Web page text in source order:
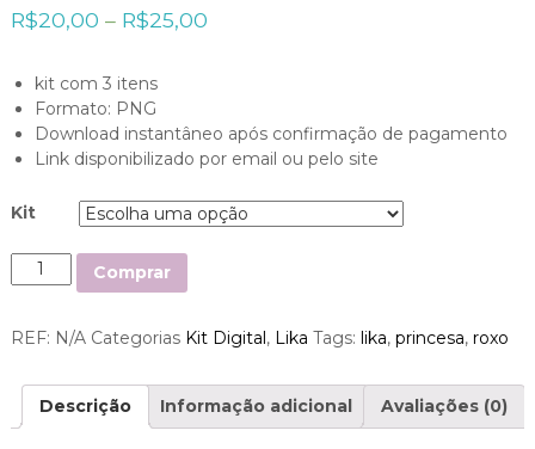
R$20,00 – R$25,00
kit com 3 itens
Formato: PNG
Download instantâneo após confirmação de pagamento
Link disponibilizado por email ou pelo site
Kit
u
n
Comprar
REF: N/A Categorias Kit Digital, Lika Tags: lika, princesa, roxo
Descrição Informação adicional Avaliações (0)